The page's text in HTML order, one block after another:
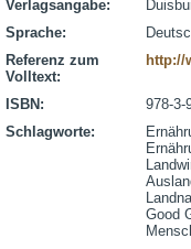
Verlagsangabe:
Sprache:
Referenz zum
Volltext:
http://
ISBN:
978-3-
Schlagworte:
Good